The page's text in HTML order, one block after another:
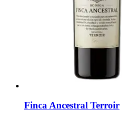
Finca Ancestral Terroir